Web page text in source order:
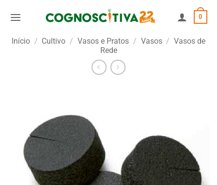
0
Início / Cultivo / Vasos e Pratos / Vasos / Vasos de
Rede